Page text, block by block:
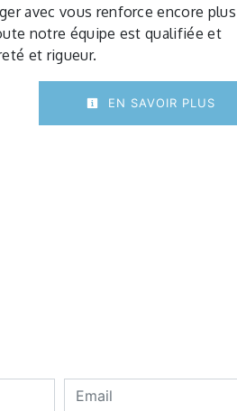
avec vous renforce encore
notre équipe est qualifiée et
et rigueur.
EN SAVOIR PLUS